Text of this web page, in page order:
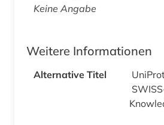
Keine Angabe
Weitere Informationen
Alternative Titel